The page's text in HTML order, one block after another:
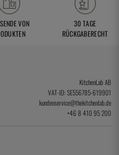
VON
30 TAGE
RÜCKGABERECHT
KitchenLab AB
VAT-ID: SE556785-619901
kundenservice@thekitchenlab.de
+46 8 410 95 200